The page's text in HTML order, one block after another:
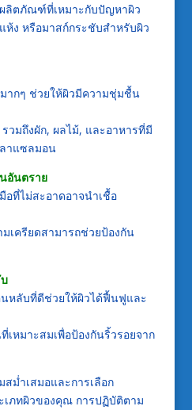
ลิตภัณฑ์ที่เหมาะกับปัญหาผิว
ง หรือมาสก์กระชับสำหรับผิว
ากๆ ช่วยให้ผิวมีความชุ่มชื้น
วมถึงผัก, ผลไม้, และอาหารที่มี
าแซลมอน
อันตราย
อที่ไม่สะอาดอาจนำเชื้อ
เครียดสามารถช่วยป้องกัน
หลับที่ดีช่วยให้ผิวได้ฟื้นฟูและ
หมาะสมเพื่อป้องกันริ้วรอยจาก
ม่ำเสมอและการเลือก
ภทผิวของคุณ การปฏิบัติตาม